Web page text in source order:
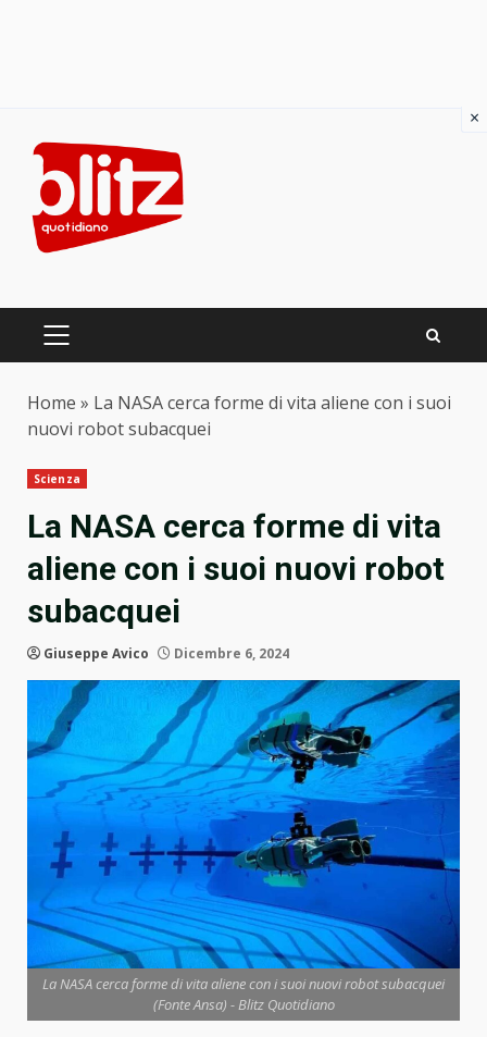
content
PRIMARY
Home » La NASA cerca forme di vita aliene con i suoi
nuovi robot subacquei
Scienza
La NASA cerca forme di vita
aliene con i suoi nuovi robot
subacquei
Giuseppe Avico Dicembre 6, 2024
La NASA cerca forme di vita aliene con i suoi nuovi robot subacquei
(Fonte Ansa) - Blitz Quotidiano
×